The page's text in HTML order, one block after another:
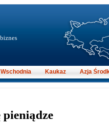
pieniądze
Kaukaz Azja